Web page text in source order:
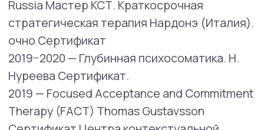
Время работы специалиста
Понедельник 11:00 — 14:00, 18:30 — 22:00
(Онлайн)
Вторник 11:00 — 17:00 (Онлайн)
Среда 11:00 — 20:00 (Онлайн)
Четверг 11:00 — 12:00; 13:00- 20:00 (Онлайн)